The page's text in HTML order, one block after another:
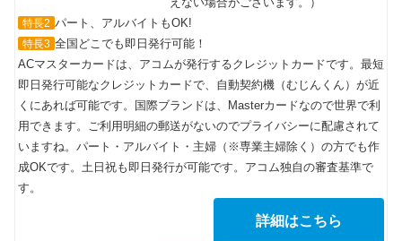
特長2 パート、アルバイトもOK!
特長3 全国どこでも即日発行可能！
ACマスターカードは、アコムが発行するクレジットカードです。最短
即日発行可能なクレジットカードで、自動契約機（むじんくん）が近
くにあれば可能です。国際ブランドは、Masterカードなので世界で利
用できます。ご利用明細の郵送がないのでプライバシーに配慮されて
いますね。パート・アルバイト・主婦（※専業主婦除く）の方でも作
成OKです。土日祝も即日発行が可能です。アコム独自の審査基準で
す。
詳細はこちら